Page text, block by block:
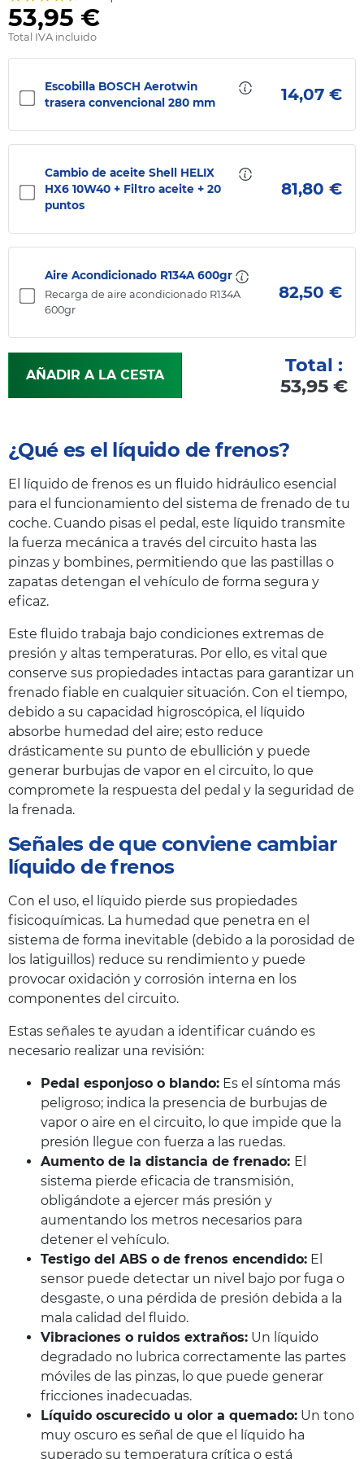
53,95 €
Total IVA incluido
Escobilla BOSCH Aerotwin
trasera convencional 280 mm
14,07 €
Cambio de aceite Shell HELIX
HX6 10W40 + Filtro aceite + 20
puntos
81,80 €
Aire Acondicionado R134A 600gr
Recarga de aire acondicionado R134A
600gr
82,50 €
AÑADIR A LA CESTA
Total :
53,95 €
¿Qué es el líquido de frenos?
El líquido de frenos es un fluido hidráulico esencial
para el funcionamiento del sistema de frenado de tu
coche. Cuando pisas el pedal, este líquido transmite
la fuerza mecánica a través del circuito hasta las
pinzas y bombines, permitiendo que las pastillas o
zapatas detengan el vehículo de forma segura y
eficaz.
Este fluido trabaja bajo condiciones extremas de
presión y altas temperaturas. Por ello, es vital que
conserve sus propiedades intactas para garantizar un
frenado fiable en cualquier situación. Con el tiempo,
debido a su capacidad higroscópica, el líquido
absorbe humedad del aire; esto reduce
drásticamente su punto de ebullición y puede
generar burbujas de vapor en el circuito, lo que
compromete la respuesta del pedal y la seguridad de
la frenada.
Señales de que conviene cambiar
líquido de frenos
Con el uso, el líquido pierde sus propiedades
fisicoquímicas. La humedad que penetra en el
sistema de forma inevitable (debido a la porosidad de
los latiguillos) reduce su rendimiento y puede
provocar oxidación y corrosión interna en los
componentes del circuito.
Estas señales te ayudan a identificar cuándo es
necesario realizar una revisión:
Pedal esponjoso o blando: Es el síntoma más
peligroso; indica la presencia de burbujas de
vapor o aire en el circuito, lo que impide que la
presión llegue con fuerza a las ruedas.
Aumento de la distancia de frenado: El
sistema pierde eficacia de transmisión,
obligándote a ejercer más presión y
aumentando los metros necesarios para
detener el vehículo.
Testigo del ABS o de frenos encendido: El
sensor puede detectar un nivel bajo por fuga o
desgaste, o una pérdida de presión debida a la
mala calidad del fluido.
Vibraciones o ruidos extraños: Un líquido
degradado no lubrica correctamente las partes
móviles de las pinzas, lo que puede generar
fricciones inadecuadas.
Líquido oscurecido u olor a quemado: Un tono
muy oscuro es señal de que el líquido ha
superado su temperatura crítica o está